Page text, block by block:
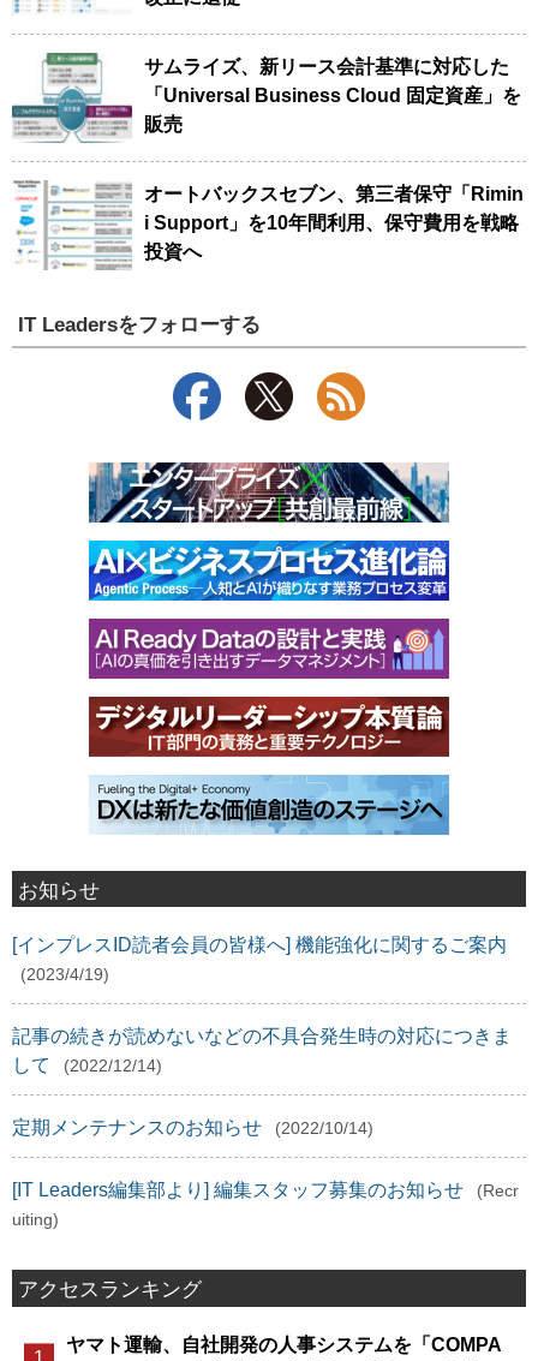
サムライズ、新リース会計基準に対応した
「Universal Business Cloud 固定資産」を
販売
オートバックスセブン、第三者保守「Rimin
i Support」を10年間利用、保守費用を戦略
投資へ
IT Leadersをフォローする
お知らせ
[インプレスID読者会員の皆様へ] 機能強化に関するご案内
(2023/4/19)
記事の続きが読めないなどの不具合発生時の対応につきま
して
(2022/12/14)
定期メンテナンスのお知らせ (2022/10/14)
[IT Leaders編集部より] 編集スタッフ募集のお知らせ
(Recr
uiting)
アクセスランキング
ヤマト運輸、自社開発の人事システムを「COMPA